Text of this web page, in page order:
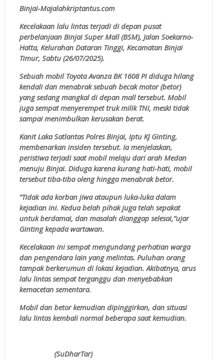
Binjai-Majalahkriptantus.com
Kecelakaan lalu lintas terjadi di depan pusat
perbelanjaan Binjai Super Mall (BSM), Jalan Soekarno-
Hatta, Kelurahan Dataran Tinggi, Kecamatan Binjai
Timur, Sabtu (26/07/2025).
Sebuah mobil Toyota Avanza BK 1608 PI diduga hilang
kendali dan menabrak sebuah becak motor (betor)
yang sedang mangkal di depan mall tersebut. Mobil
juga sempat menyerempet truk milik TNI, meski tidak
sampai menimbulkan kerusakan berat.
Kanit Laka Satlantas Polres Binjai, Iptu KJ Ginting,
membenarkan insiden tersebut. Ia menjelaskan,
peristiwa terjadi saat mobil melaju dari arah Medan
menuju Binjai. Diduga karena kurang hati-hati, mobil
tersebut tiba-tiba oleng hingga menabrak betor.
“Tidak ada korban jiwa ataupun luka-luka dalam
kejadian ini. Kedua belah pihak juga telah sepakat
untuk berdamai, dan masalah dianggap selesai,”ujar
Ginting kepada wartawan.
Kecelakaan ini sempat mengundang perhatian warga
dan pengendara lain yang melintas. Puluhan orang
tampak berkerumun di lokasi kejadian. Akibatnya, arus
lalu lintas sempat terganggu dan menyebabkan
kemacetan sementara.
Mobil dan betor kemudian dipinggirkan, dan situasi
lalu lintas kembali normal beberapa saat kemudian.
(SuDharTar)